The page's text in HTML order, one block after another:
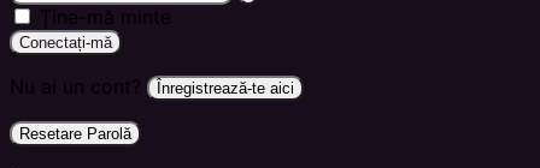
Ține-mă minte
Conectați-mă
Nu ai un cont? Înregistrează-te aici
Resetare Parolă